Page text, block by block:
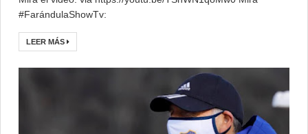
#FarándulaShowTv:
LEER MÁS